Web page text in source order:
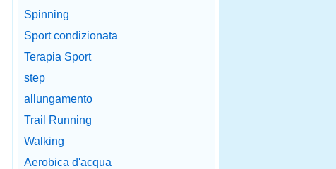
Spinning
Sport condizionata
Terapia Sport
step
allungamento
Trail Running
Walking
Aerobica d'acqua